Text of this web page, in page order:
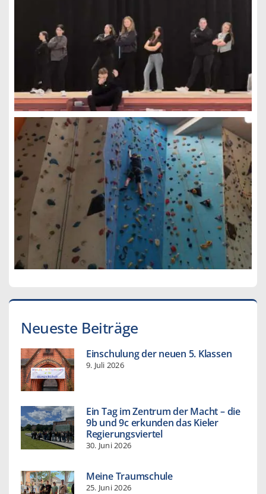
Neueste Beiträge
Einschulung der neuen 5. Klassen
9. Juli 2026
Ein Tag im Zentrum der Macht – die
9b und 9c erkunden das Kieler
Regierungsviertel
30. Juni 2026
Meine Traumschule
25. Juni 2026